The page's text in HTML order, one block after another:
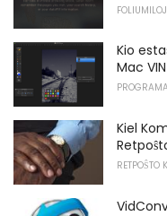
FOLIUMILOJ
Kio
Mac
Kiel
RETPOŜTO